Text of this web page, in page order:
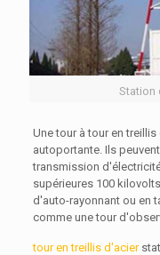
Station
Une tour à tour en
autoportante. Ils
transmission
supérieures 100
d'auto-rayonnant ou en
comme une tour
tour en treillis d'acier